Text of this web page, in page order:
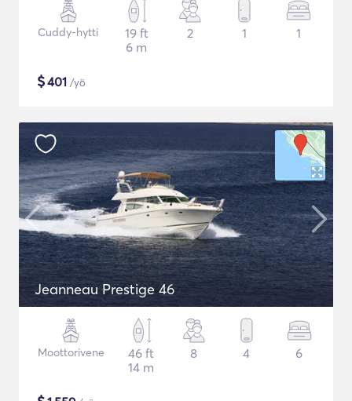
Cuddy-hytti
19 ft
6 m
2 1 1
$401 /yö
Jeanneau Prestige 46
Moottorivene
46 ft
14 m
8 4 6